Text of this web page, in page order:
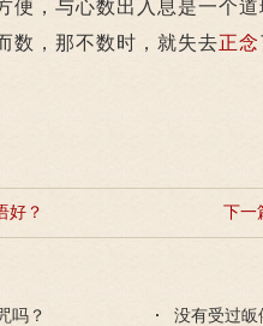
，与心数出入息是一个道
数，那不数时，就失去正念
好？ 下一
吗？
没有受过皈